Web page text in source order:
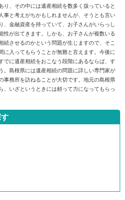
り、その中には遺産相続を数多く扱っていると
事と考えがちかもしれませんが、そうとも言い
、金融資産を持っていて、お子さんがいらっし
性が出てきます。しかも、お子さんが複数いる
続させるのかという問題が生じますので、そこ
に入ってもらうことが無難と言えます。今後に
でに遺産相続をおこなう段階にあるならば、す
。島根県には遺産相続の問題に詳しい専門家が
事務所を訪ねることが大切です。地元の島根県
、いざというときには頼って力になってもらっ